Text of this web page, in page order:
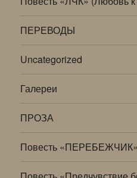
ПЕРЕВОДЫ
Uncategorized
Галереи
ПРОЗА
Повесть «ПЕРЕБЕЖЧИК»